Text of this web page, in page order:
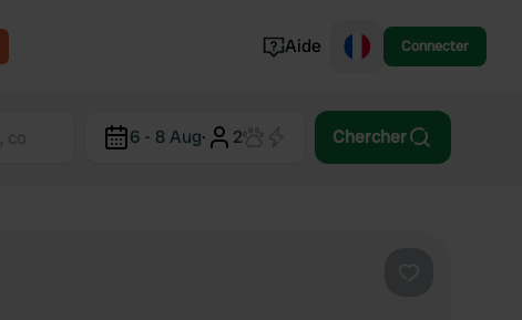
Aide Connecter
6 - 8 Aug· 2 Chercher